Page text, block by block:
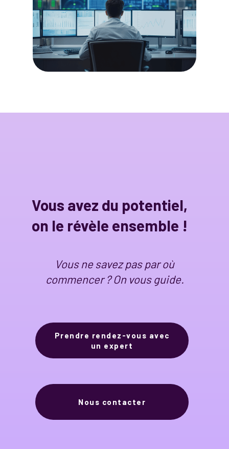
Vous avez du potentiel,
on le révèle ensemble !
Vous ne savez pas par où
commencer ? On vous guide.
Prendre rendez-vous avec
un expert
Nous contacter